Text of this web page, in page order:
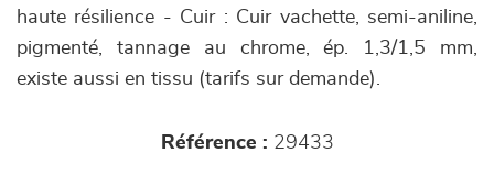
haute résilience - Cuir : Cuir vachette, semi-aniline,
pigmenté, tannage au chrome, ép. 1,3/1,5 mm,
existe aussi en tissu (tarifs sur demande).
Référence : 29433